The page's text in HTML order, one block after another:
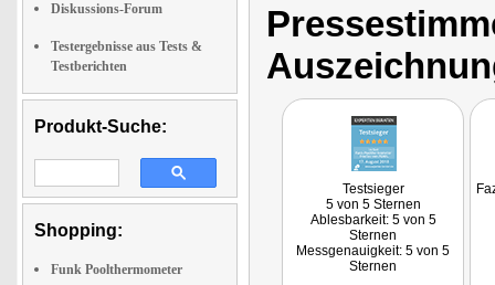
Diskussions-Forum
Testergebnisse aus Tests &
Testberichten
Produkt-Suche:
Shopping:
Funk Poolthermometer
Testsieger
5 von 5 Sternen
Ablesbarkeit: 5 von 5
Sternen
Messgenauigkeit: 5 von 5
Sternen